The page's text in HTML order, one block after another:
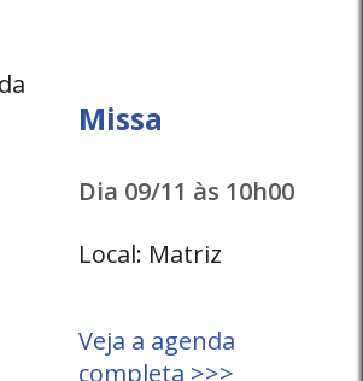
Missa
Dia 09/11 às 10h00
Local: Matriz
Veja a agenda
completa >>>